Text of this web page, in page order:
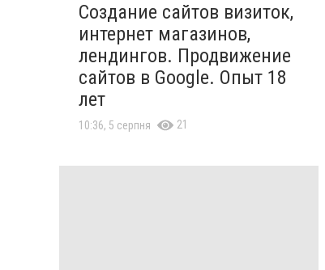
Создание сайтов визиток,
интернет магазинов,
лендингов. Продвижение
сайтов в Google. Опыт 18
лет
10:36, 5 серпня 21